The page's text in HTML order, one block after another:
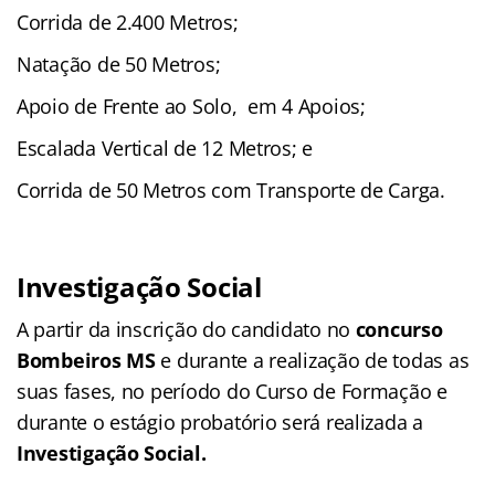
Corrida de 2.400 Metros;
Natação de 50 Metros;
Apoio de Frente ao Solo, em 4 Apoios;
Escalada Vertical de 12 Metros; e
Corrida de 50 Metros com Transporte de Carga.
Investigação Social
A partir da inscrição do candidato no concurso
Bombeiros MSe durante a realização de todas as
suas fases, no período do Curso de Formação e
durante o estágio probatório será realizada a
Investigação Social.